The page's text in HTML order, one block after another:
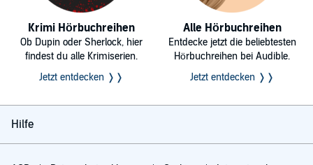
Krimi Hörbuchreihen
Ob Dupin oder Sherlock, hier
findest du alle Krimiserien.
Jetzt entdecken ❭❭
Alle Hörbuchreihen
Entdecke jetzt die beliebtesten
Hörbuchreihen bei Audible.
Jetzt entdecken ❭❭
Hilfe